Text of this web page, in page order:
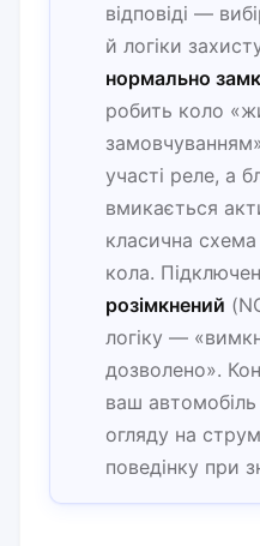
відповіді —
й логіки
нормально
робить коло
участі реле, а
вмикається
класична
кола.
розімкнений
логіку —
дозволено».
ваш
огляду на
поведінку при